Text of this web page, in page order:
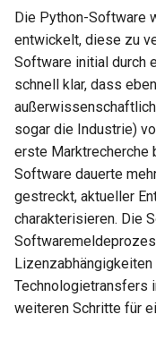
e
a
r
c
h
i
n
Checkliste
Lizenzkompatibilität
Template
Templates FOSS
Linksammlung
Die Python-Software
entwickelt, diese zu
Software initial durch
schnell klar, dass
sogar die Industrie)
erste Marktrecherche
Software dauerte
gestreckt, aktueller
charakterisieren. Die
Technologietransfers
weiteren Schritte für